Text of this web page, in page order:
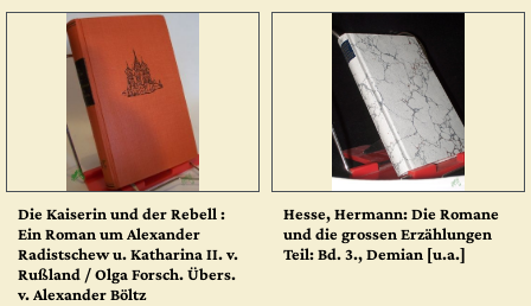
Die Kaiserin und der Rebell :
Ein Roman um Alexander
Radistschew u. Katharina II. v.
Rußland / Olga Forsch. Übers.
v. Alexander Böltz
Hesse, Hermann: Die Romane
und die grossen Erzählungen
Teil: Bd. 3., Demian [u.a.]